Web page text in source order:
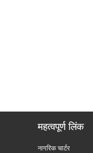
महत्वपूर्ण लिंक
नागरिक चार्टर